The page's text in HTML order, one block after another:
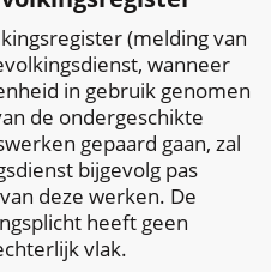
(melding van
wanneer
in gebruik genomen
de ondergeschikte
gepaard gaan, zal
bijgevolg pas
deze werken. De
heeft geen
vlak.